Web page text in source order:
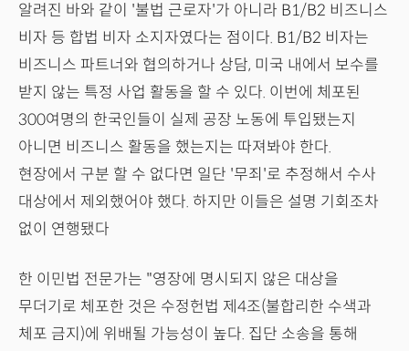
알려진 바와 같이 '불법 근로자'가 아니라 B1/B2 비즈니스
비자 등 합법 비자 소지자였다는 점이다. B1/B2 비자는
비즈니스 파트너와 협의하거나 상담, 미국 내에서 보수를
받지 않는 특정 사업 활동을 할 수 있다. 이번에 체포된
300여명의 한국인들이 실제 공장 노동에 투입됐는지
아니면 비즈니스 활동을 했는지는 따져봐야 한다.
현장에서 구분 할 수 없다면 일단 '무죄'로 추정해서 수사
대상에서 제외했어야 했다. 하지만 이들은 설명 기회조차
없이 연행됐다
한 이민법 전문가는 "영장에 명시되지 않은 대상을
무더기로 체포한 것은 수정헌법 제4조(불합리한 수색과
체포 금지)에 위배될 가능성이 높다. 집단 소송을 통해